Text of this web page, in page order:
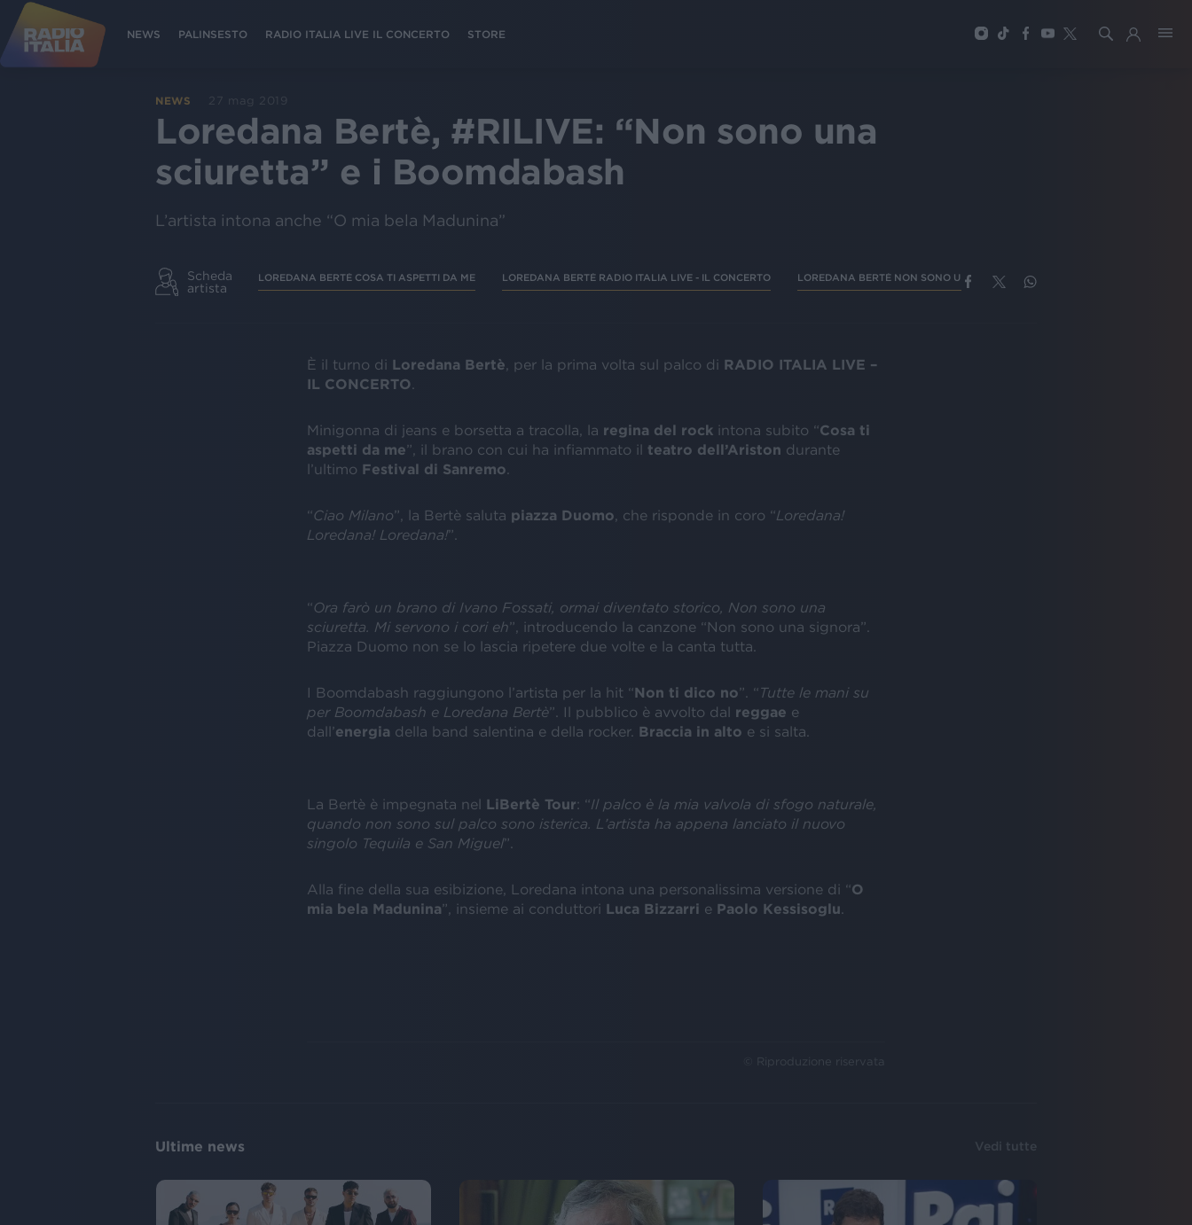
NEWS PALINSESTO RADIO ITALIA LIVE IL CONCERTO STORE
NEWS 27 mag 2019
Loredana Bertè, #RILIVE: “Non sono una
sciuretta” e i Boomdabash
L’artista intona anche “O mia bela Madunina”
Scheda
artista
LOREDANA BERTÈ COSA TI ASPETTI DA ME LOREDANA BERTÈ RADIO ITALIA LIVE - IL CONCERTO LOREDANA BERTÈ NON SONO UNA SIGNORA
È il turno di Loredana Bertè , per la prima volta sul palco di RADIO ITALIA LIVE –
IL CONCERTO
Minigonna di jeans e borsetta a tracolla, la regina del rock intona subito “Cosa ti
aspetti da me”, il brano con cui ha infiammato il teatro dell’Ariston durante
l’ultimo Festival di Sanremo
“Ciao Milano”, la Bertè saluta piazza Duomo , che risponde in coro “Loredana!
Loredana! Loredana!”.
“Ora farò un brano di Ivano Fossati, ormai diventato storico, Non sono una
sciuretta. Mi servono i cori eh”, introducendo la canzone “Non sono una signora”.
Piazza Duomo non se lo lascia ripetere due volte e la canta tutta.
I Boomdabash raggiungono l’artista per la hit “Non ti dico no”. “Tutte le mani su
per Boomdabash e Loredana Bertè”. Il pubblico è avvolto dal reggae e
dall’energia della band salentina e della rocker. Braccia in alto e si salta.
La Bertè è impegnata nel LiBertè Tour: “Il palco è la mia valvola di sfogo naturale,
quando non sono sul palco sono isterica. L’artista ha appena lanciato il nuovo
singolo Tequila e San Miguel”.
Alla fine della sua esibizione, Loredana intona una personalissima versione di “O
mia bela Madunina”, insieme ai conduttori Luca Bizzarri e Paolo Kessisoglu
© Riproduzione riservata
Ultime news Vedi tutte